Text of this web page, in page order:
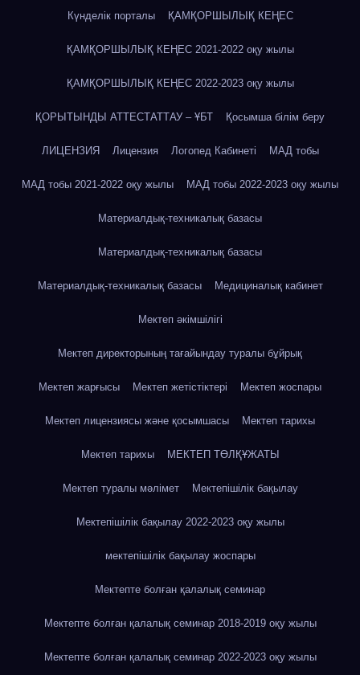
Күнделік порталы ҚАМҚОРШЫЛЫҚ КЕҢЕС
ҚАМҚОРШЫЛЫҚ КЕҢЕС 2021-2022 оқу жылы
ҚАМҚОРШЫЛЫҚ КЕҢЕС 2022-2023 оқу жылы
ҚОРЫТЫНДЫ АТТЕСТАТТАУ – ҰБТ Қосымша білім беру
ЛИЦЕНЗИЯ Лицензия Логопед Кабинеті МАД тобы
МАД тобы 2021-2022 оқу жылы МАД тобы 2022-2023 оқу жылы
Материалдық-техникалық базасы
Материалдық-техникалық базасы
Материалдық-техникалық базасы Медициналық кабинет
Мектеп әкімшілігі
Мектеп директорының тағайындау туралы бұйрық
Мектеп жарғысы Мектеп жетістіктері Мектеп жоспары
Мектеп лицензиясы және қосымшасы Мектеп тарихы
Мектеп тарихы МЕКТЕП ТӨЛҚҰЖАТЫ
Мектеп туралы мәлімет Мектепішілік бақылау
Мектепішілік бақылау 2022-2023 оқу жылы
мектепішілік бақылау жоспары
Мектепте болған қалалық семинар
Мектепте болған қалалық семинар 2018-2019 оқу жылы
Мектепте болған қалалық семинар 2022-2023 оқу жылы